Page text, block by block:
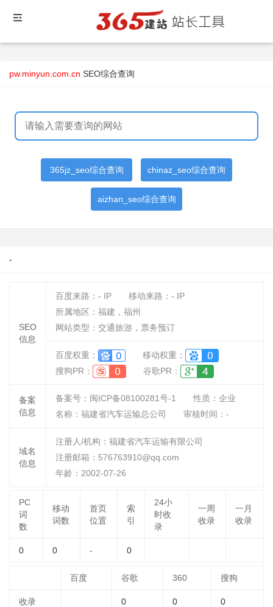
pw.minyun.com.cn SEO综合查询
365jz_seo综合查询 chinaz_seo综合查询
aizhan_seo综合查询
-
SEO
信息
百度来路： - IP 移动来路： - IP
所属地区：福建，福州
网站类型：交通旅游，票务预订
百度权重：
移动权重：
搜狗PR：
谷歌PR：
备案
信息
备案号：闽ICP备08100281号-1 性质： 企业
名称： 福建省汽车运输总公司 审核时间： -
域名
信息
注册人/机构：福建省汽车运输有限公司
注册邮箱：576763910@qq.com
年龄：2002-07-26
PC
词
数
移动
词数
首页
位置
索
引
24小
时收
录
一周
收录
一月
收录
0 0 - 0
百度 谷歌 360 搜狗
收录 0 0 0